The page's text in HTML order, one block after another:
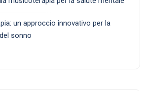
un approccio innovativo per la
sonno